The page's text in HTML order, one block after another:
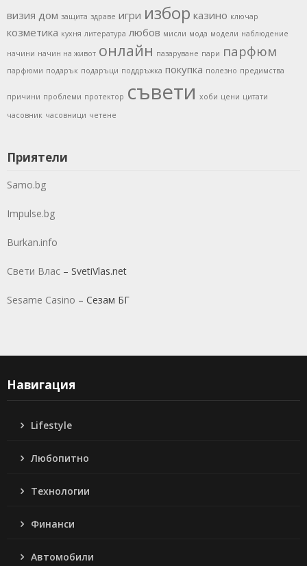
визия дом защита здраве игри избор казино ключар
козметика кухня литература любов мисли мода модели наблюдение
начини начин на живот онлайн пазаруване пари парфюм
парфюми подарък подаръци поддръжка покупка полезно предимства
причини проблеми протектор съвети хоби цени цитати
часовник часовници четене
Приятели
Samo.bg
Impulse.bg
Burkan.info
Свети Влас – SvetiVlas.net
Sesame Casino – Сезам БГ
Навигация
Lifestyle
Любопитно
Технологии
Финанси
Автомобили